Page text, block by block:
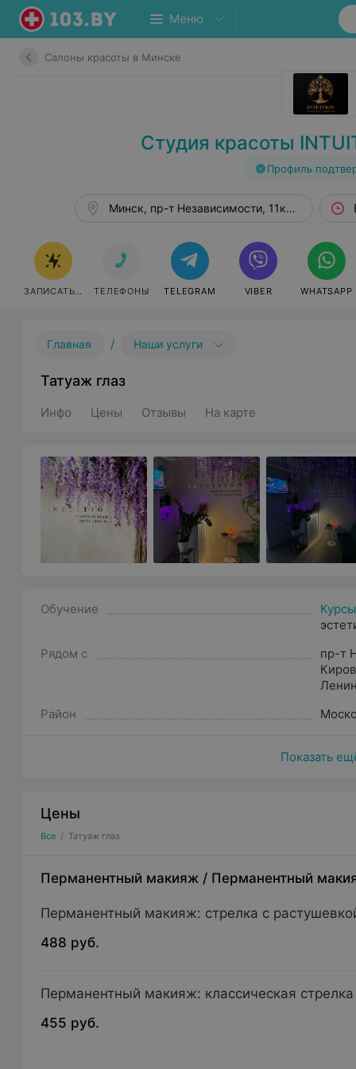
Меню
Салоны красоты в Минске
Студия красоты
Профиль
Минск, пр-т Независимости, 11к2, оф. 328
ЗАПИСАТЬСЯ ТЕЛЕФОНЫ TELEGRAM VIBER WHATSAPP
Главная / Наши услуги
Татуаж глаз
Инфо Цены Отзывы На карте
Обучение
Рядом с
пр-т
Район
Показать
Цены
Все / Татуаж глаз
Перманентный макияж / Перманентный
Перманентный макияж: стрелка с
488 руб.
Перманентный макияж: классическая стрелка
455 руб.